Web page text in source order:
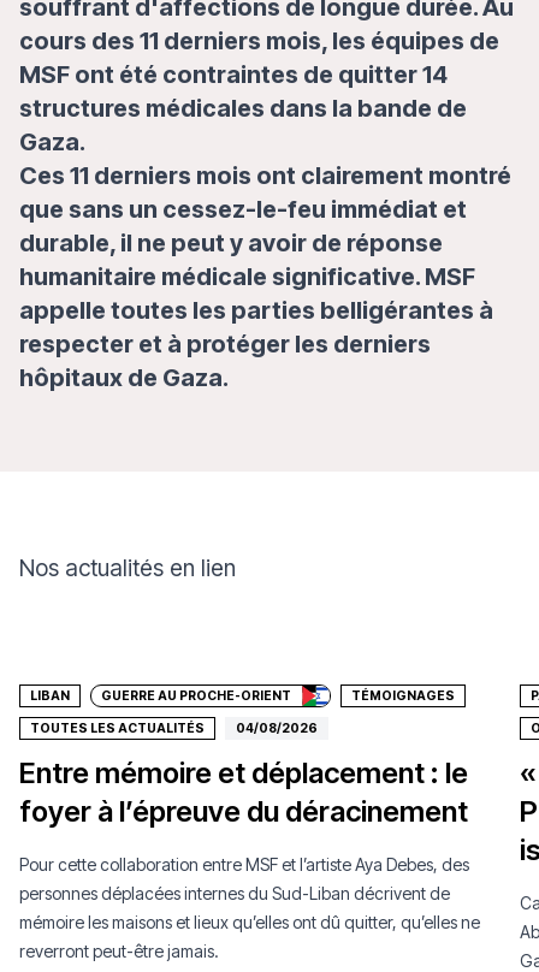
souffrant d'affections de longue durée. Au
cours des 11 derniers mois, les équipes de
MSF ont été contraintes de quitter 14
structures médicales dans la bande de
Gaza.
Ces 11 derniers mois ont clairement montré
que sans un cessez-le-feu immédiat et
durable, il ne peut y avoir de réponse
humanitaire médicale significative. MSF
appelle toutes les parties belligérantes à
respecter et à protéger les derniers
hôpitaux de Gaza.
Nos actualités en lien
LIBAN GUERRE AU PROCHE-ORIENT TÉMOIGNAGES
TOUTES LES ACTUALITÉS 04/08/2026
Entre mémoire et déplacement : le
foyer à l’épreuve du déracinement
Pour cette collaboration entre MSF et l’artiste Aya Debes, des
personnes déplacées internes du Sud-Liban décrivent de
mémoire les maisons et lieux qu’elles ont dû quitter, qu’elles ne
reverront peut-être jamais.